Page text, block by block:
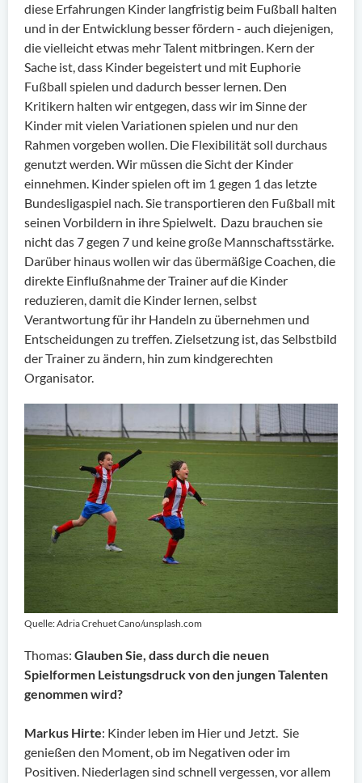
diese Erfahrungen Kinder langfristig beim Fußball halten
und in der Entwicklung besser fördern - auch diejenigen,
die vielleicht etwas mehr Talent mitbringen. Kern der
Sache ist, dass Kinder begeistert und mit Euphorie
Fußball spielen und dadurch besser lernen. Den
Kritikern halten wir entgegen, dass wir im Sinne der
Kinder mit vielen Variationen spielen und nur den
Rahmen vorgeben wollen. Die Flexibilität soll durchaus
genutzt werden. Wir müssen die Sicht der Kinder
einnehmen. Kinder spielen oft im 1 gegen 1 das letzte
Bundesligaspiel nach. Sie transportieren den Fußball mit
seinen Vorbildern in ihre Spielwelt. Dazu brauchen sie
nicht das 7 gegen 7 und keine große Mannschaftsstärke.
Darüber hinaus wollen wir das übermäßige Coachen, die
direkte Einflußnahme der Trainer auf die Kinder
reduzieren, damit die Kinder lernen, selbst
Verantwortung für ihr Handeln zu übernehmen und
Entscheidungen zu treffen. Zielsetzung ist, das Selbstbild
der Trainer zu ändern, hin zum kindgerechten
Organisator.
Quelle: Adria Crehuet Cano/unsplash.com
Thomas: Glauben Sie, dass durch die neuen
Spielformen Leistungsdruck von den jungen Talenten
genommen wird?
Markus Hirte: Kinder leben im Hier und Jetzt. Sie
genießen den Moment, ob im Negativen oder im
Positiven. Niederlagen sind schnell vergessen, vor allem